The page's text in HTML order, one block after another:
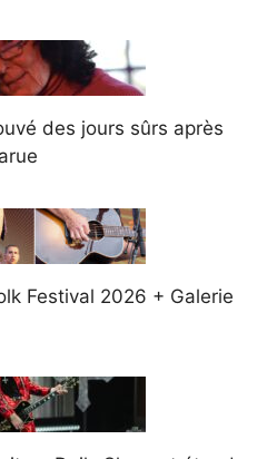
des jours sûrs après
Festival 2026 + Galerie